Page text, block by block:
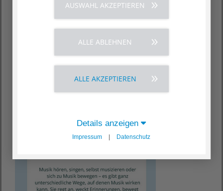
AUSWAHL AKZEPTIEREN
ALLE ABLEHNEN
ALLE AKZEPTIEREN
Details anzeigen
Impressum Datenschutz